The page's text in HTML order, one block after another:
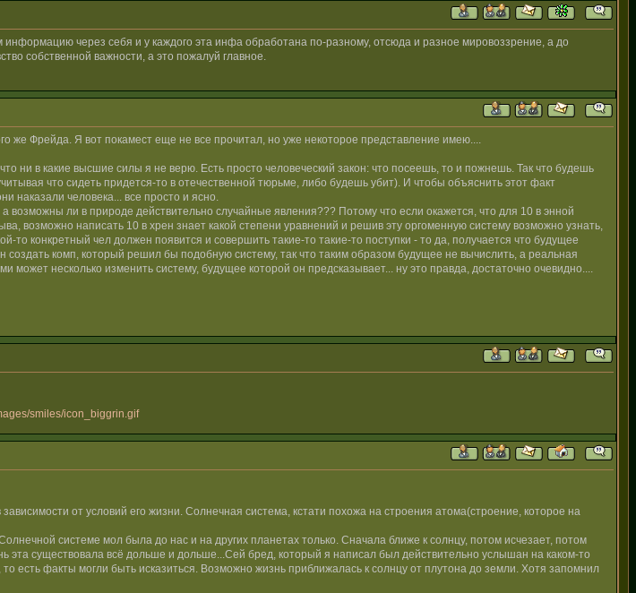
через себя и у каждого эта инфа обработана по-разному, отсюда и разное мировоззрение, а до
собственной важности, а это пожалуй главное.
же Фрейда. Я вот покамест еще не все прочитал, но уже некоторое представление имею....
ни в какие высшие силы я не верю. Есть просто человеческий закон: что посеешь, то и пожнешь. Так что будешь
что сидеть придется-то в отечественной тюрьме, либо будешь убит). И чтобы объяснить этот факт
наказали человека... все просто и ясно.
возможны ли в природе действительно случайные явления??? Потому что если окажется, что для 10 в энной
возможно написать 10 в хрен знает какой степени уравнений и решив эту оргоменную систему возможно узнать,
то конкретный чел должен появится и совершить такие-то такие-то поступки - то да, получается что будущее
создать комп, который решил бы подобную систему, так что таким образом будущее не вычислить, а реальная
может несколько изменить систему, будущее которой он предсказывает... ну это правда, достаточно очевидно....
smiles/icon_biggrin.gif
от условий его жизни. Солнечная система, кстати похожа на строения атома(строение, которое на
системе мол была до нас и на других планетах только. Сначала ближе к солнцу, потом исчезает, потом
эта существовала всё дольше и дольше...Сей бред, который я написал был действительно услышан на каком-то
есть факты могли быть исказиться. Возможно жизнь приближалась к солнцу от плутона до земли. Хотя запомнил